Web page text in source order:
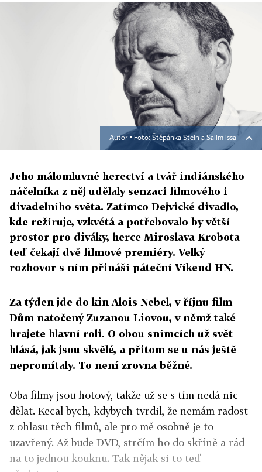
Autor ▪ Foto: Štěpánka Stein a Salim Issa
Jeho málomluvné herectví a tvář indiánského
náčelníka z něj udělaly senzaci filmového i
divadelního světa. Zatímco Dejvické divadlo,
kde režíruje, vzkvétá a potřebovalo by větší
prostor pro diváky, herce Miroslava Krobota
teď čekají dvě filmové premiéry. Velký
rozhovor s ním přináší páteční Víkend HN.
Za týden jde do kin Alois Nebel, v říjnu film
Dům natočený Zuzanou Liovou, v němž také
hrajete hlavní roli. O obou snímcích už svět
hlásá, jak jsou skvělé, a přitom se u nás ještě
nepromítaly. To není zrovna běžné.
Oba filmy jsou hotový, takže už se s tím nedá nic
dělat. Kecal bych, kdybych tvrdil, že nemám radost
z ohlasu těch filmů, ale pro mě osobně je to
uzavřený. Až bude DVD, strčím ho do skříně a rád
na to jednou kouknu. Tak nějak si to teď